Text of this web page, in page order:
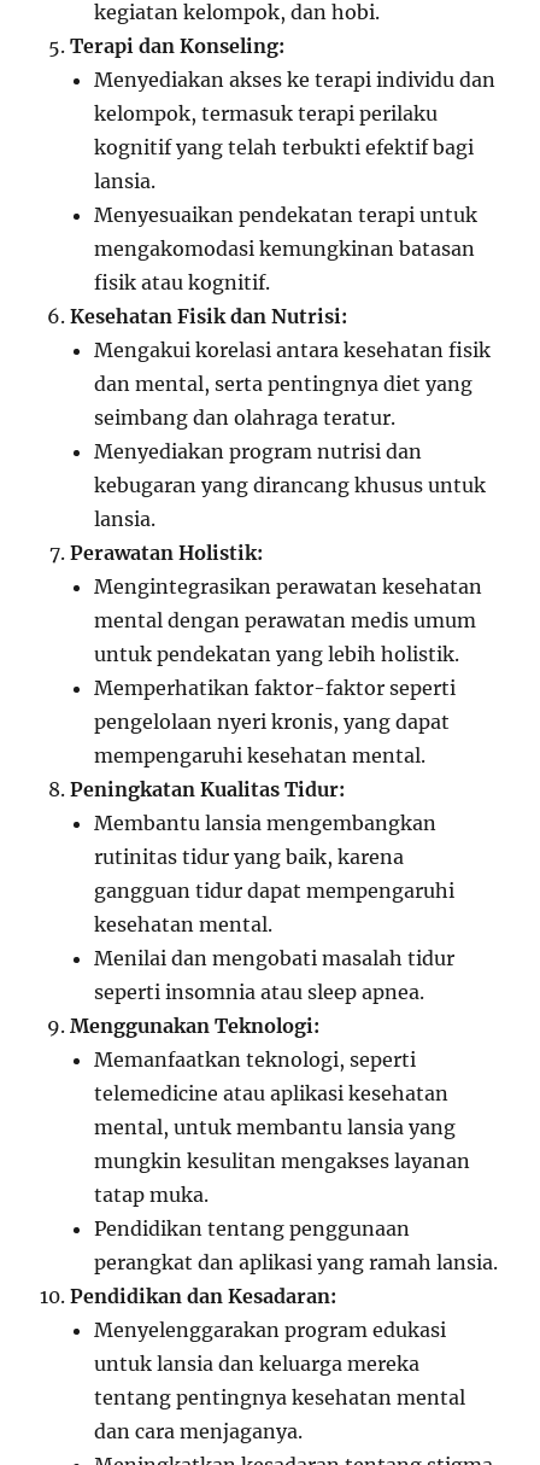
kegiatan kelompok, dan hobi.
Terapi dan Konseling:
Menyediakan akses ke terapi individu dan
kelompok, termasuk terapi perilaku
kognitif yang telah terbukti efektif bagi
lansia.
Menyesuaikan pendekatan terapi untuk
mengakomodasi kemungkinan batasan
fisik atau kognitif.
Kesehatan Fisik dan Nutrisi:
Mengakui korelasi antara kesehatan fisik
dan mental, serta pentingnya diet yang
seimbang dan olahraga teratur.
Menyediakan program nutrisi dan
kebugaran yang dirancang khusus untuk
lansia.
Perawatan Holistik:
Mengintegrasikan perawatan kesehatan
mental dengan perawatan medis umum
untuk pendekatan yang lebih holistik.
Memperhatikan faktor-faktor seperti
pengelolaan nyeri kronis, yang dapat
mempengaruhi kesehatan mental.
Peningkatan Kualitas Tidur:
Membantu lansia mengembangkan
rutinitas tidur yang baik, karena
gangguan tidur dapat mempengaruhi
kesehatan mental.
Menilai dan mengobati masalah tidur
seperti insomnia atau sleep apnea.
Menggunakan Teknologi:
Memanfaatkan teknologi, seperti
telemedicine atau aplikasi kesehatan
mental, untuk membantu lansia yang
mungkin kesulitan mengakses layanan
tatap muka.
Pendidikan tentang penggunaan
perangkat dan aplikasi yang ramah lansia.
Pendidikan dan Kesadaran:
Menyelenggarakan program edukasi
untuk lansia dan keluarga mereka
tentang pentingnya kesehatan mental
dan cara menjaganya.